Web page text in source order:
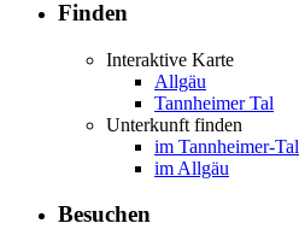
Finden
Interaktive Karte
Allgäu
Tannheimer Tal
Unterkunft finden
im Tannheimer-Tal
im Allgäu
Besuchen